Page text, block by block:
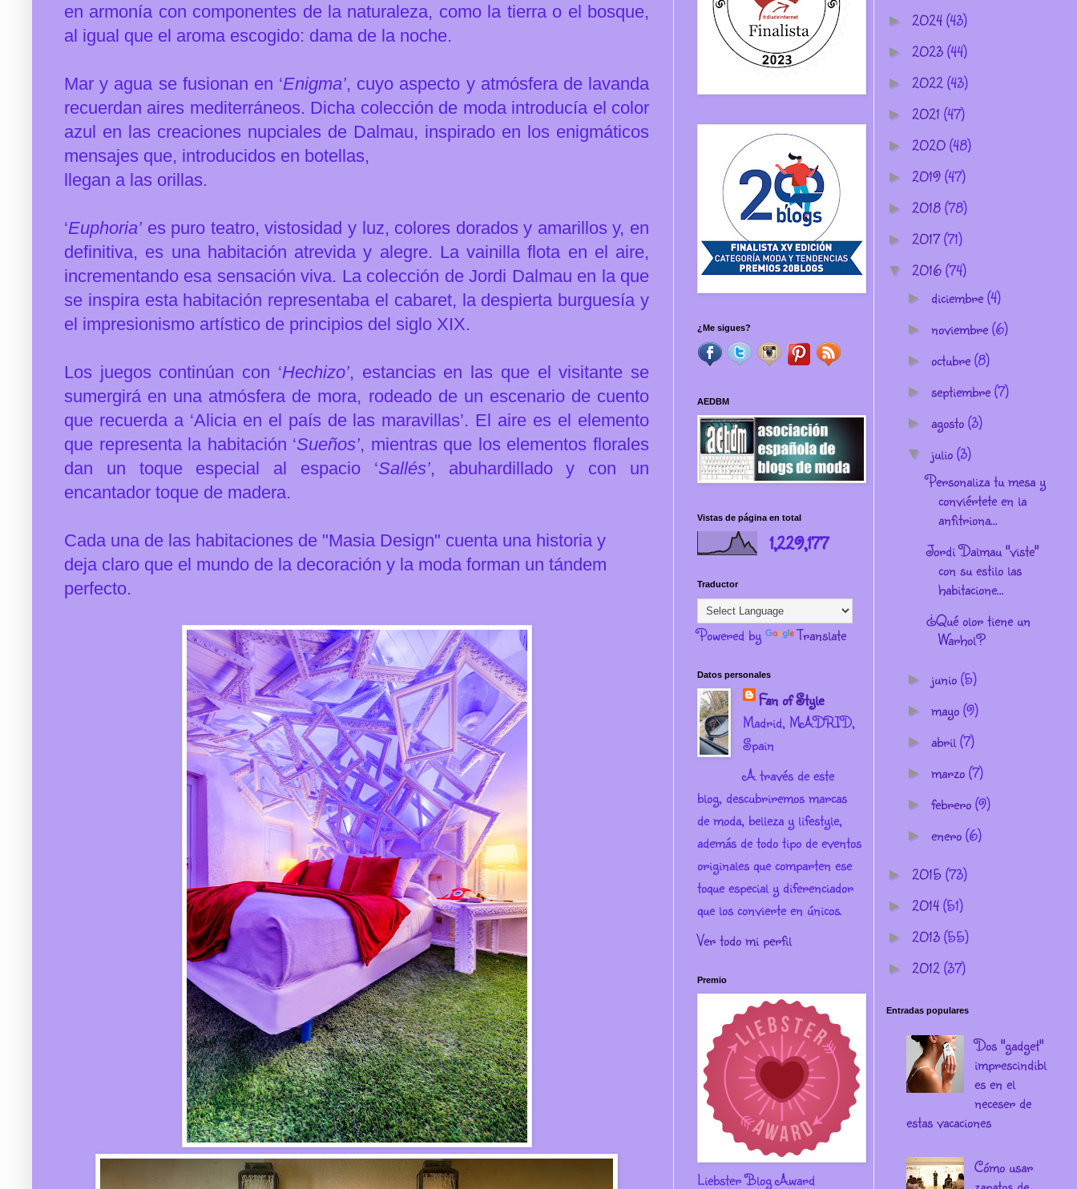
en armonía con componentes de la naturaleza, como la tierra o el bosque,
al igual que el aroma escogido: dama de la noche.
Mar y agua se fusionan en ‘Enigma’, cuyo aspecto y atmósfera de lavanda
recuerdan aires mediterráneos. Dicha colección de moda introducía el color
azul en las creaciones nupciales de Dalmau, inspirado en los enigmáticos
mensajes que, introducidos en botellas,
llegan a las orillas.
‘Euphoria’ es puro teatro, vistosidad y luz, colores dorados y amarillos y, en
definitiva, es una habitación atrevida y alegre. La vainilla flota en el aire,
incrementando esa sensación viva. La colección de Jordi Dalmau en la que
se inspira esta habitación representaba el cabaret, la despierta burguesía y
el impresionismo artístico de principios del siglo XIX.
Los juegos continúan con ‘Hechizo’, estancias en las que el visitante se
sumergirá en una atmósfera de mora, rodeado de un escenario de cuento
que recuerda a ‘Alicia en el país de las maravillas’. El aire es el elemento
que representa la habitación ‘Sueños’, mientras que los elementos florales
dan un toque especial al espacio ‘Sallés’, abuhardillado y con un
encantador toque de madera.
Cada una de las habitaciones de "Masia Design" cuenta una historia y
deja claro que el mundo de la decoración y la moda forman un tándem
perfecto.
¿Me sigues?
AEDBM
Vistas de página en total
1,229,177
Traductor
Powered by Translate
Datos personales
Fan of Style
Madrid, MADRID,
Spain
A través de este
blog, descubriremos marcas
de moda, belleza y lifestyle,
además de todo tipo de eventos
originales que comparten ese
toque especial y diferenciador
que los convierte en únicos.
Ver todo mi perfil
Premio
Liebster Blog Award
► 2024(43)
► 2023(44)
► 2022(43)
► 2021 (47)
► 2020(48)
► 2019(47)
► 2018(78)
► 2017(71)
▼ 2016(74)
► diciembre(4)
► noviembre(6)
► octubre(8)
► septiembre(7)
► agosto(3)
▼ julio(3)
Personaliza tu mesa y
conviértete en la
anfitriona...
Jordi Dalmau "viste"
con su estilo las
habitacione...
¿Qué olor tiene un
Warhol?
► junio(5)
► mayo(9)
► abril(7)
► marzo(7)
► febrero(9)
► enero(6)
► 2015(73)
► 2014(51)
► 2013(55)
► 2012(37)
Entradas populares
Dos "gadget"
imprescindibl
es en el
neceser de
estas vacaciones
Cómo usar